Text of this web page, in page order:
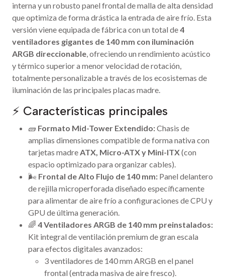
interna y un robusto panel frontal de malla de alta densidad
que optimiza de forma drástica la entrada de aire frío. Esta
versión viene equipada de fábrica con un total de4
ventiladores gigantes de 140 mm con iluminación
ARGB direccionable, ofreciendo un rendimiento acústico
y térmico superior a menor velocidad de rotación,
totalmente personalizable a través de los ecosistemas de
iluminación de las principales placas madre.
⚡ Características principales
🧱 Formato Mid-Tower Extendido:Chasis de
amplias dimensiones compatible de forma nativa con
tarjetas madreATX, Micro-ATX y Mini-ITX(con
espacio optimizado para organizar cables).
🌬️ Frontal de Alto Flujo de 140 mm: Panel delantero
de rejilla microperforada diseñado específicamente
para alimentar de aire frío a configuraciones de CPU y
GPU de última generación.
🌈 4 Ventiladores ARGB de 140 mm preinstalados:
Kit integral de ventilación premium de gran escala
para efectos digitales avanzados:
3 ventiladores de 140 mm ARGB en el panel
frontal (entrada masiva de aire fresco).